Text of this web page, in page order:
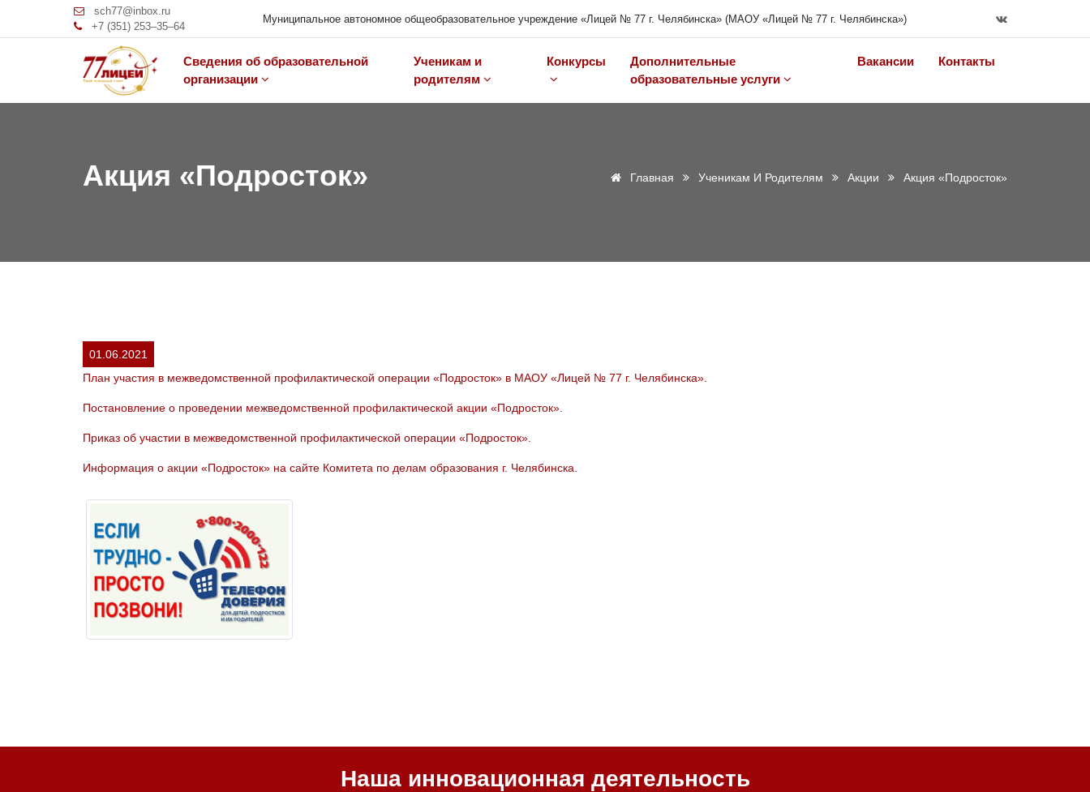
sch77@inbox.ru
+7 (351) 253‒35‒64
Муниципальное автономное общеобразовательное учреждение «Лицей № 77 г. Челябинска» (МАОУ «Лицей № 77 г. Челябинска»)
Сведения об образовательной
организации
Ученикам и
родителям
Конкурсы
Дополнительные
образовательные услуги
Вакансии Контакты
Акция «Подросток» Главная Ученикам И Родителям Акции Акция «Подросток»
01.06.2021
План участия в межведомственной профилактической операции «Подросток» в МАОУ «Лицей № 77 г. Челябинска».
Постановление о проведении межведомственной профилактической акции «Подросток».
Приказ об участии в межведомственной профилактической операции «Подросток».
Информация о акции «Подросток» на сайте Комитета по делам образования г. Челябинска.
Наша инновационная деятельность